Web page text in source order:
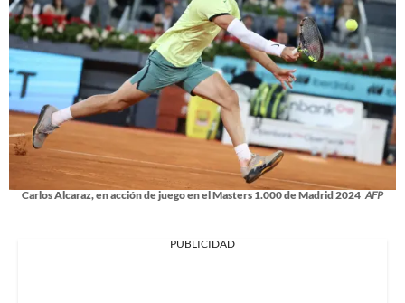
Carlos Alcaraz, en acción de juego en el Masters 1.000 de Madrid 2024 AFP
PUBLICIDAD